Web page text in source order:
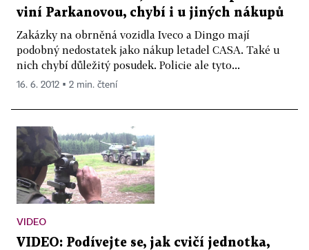
viní Parkanovou, chybí i u jiných nákupů
Zakázky na obrněná vozidla Iveco a Dingo mají
podobný nedostatek jako nákup letadel CASA. Také u
nich chybí důležitý posudek. Policie ale tyto...
16. 6. 2012 ▪ 2 min. čtení
VIDEO
VIDEO: Podívejte se, jak cvičí jednotka,